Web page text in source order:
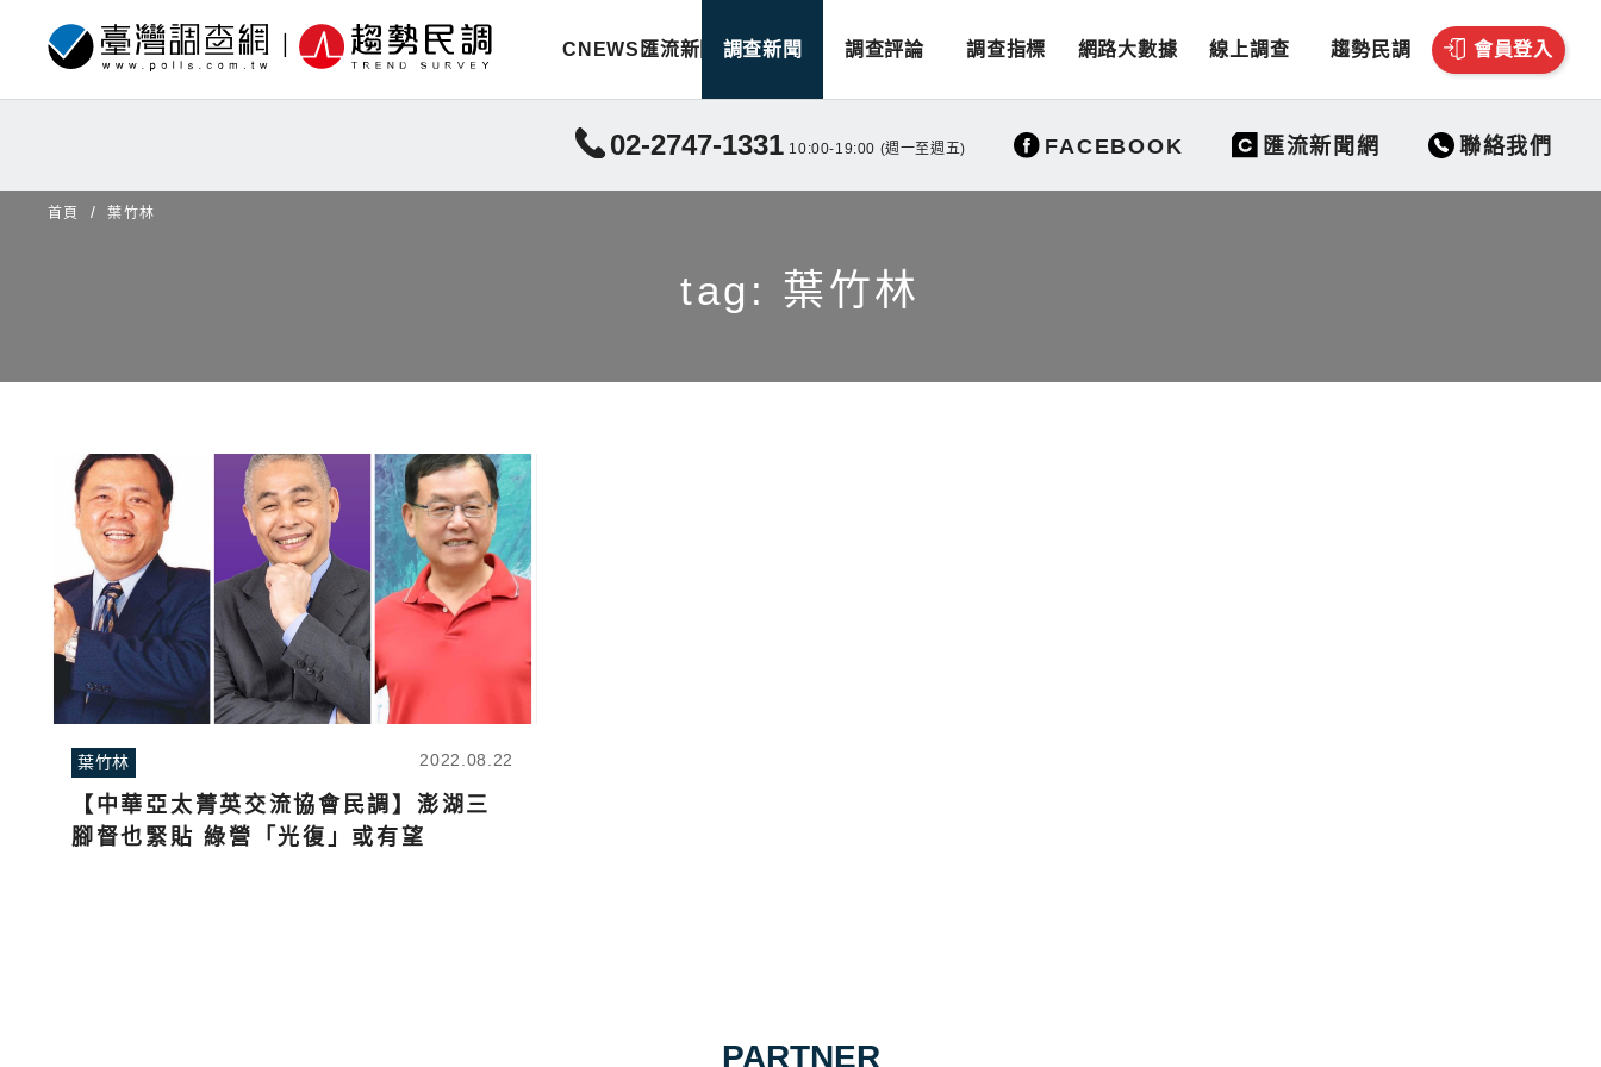
CNEWS匯流新聞 調查新聞 調查評論 調查指標 網路大數據 線上調查 趨勢民調 會員登入
02-2747-1331 10:00-19:00 (週一至週五) FACEBOOK 匯流新聞網 聯絡我們
首頁 葉竹林
tag: 葉竹林
葉竹林 2022.08.22
【中華亞太菁英交流協會民調】澎湖三
腳督也緊貼 綠營「光復」或有望
PARTNER